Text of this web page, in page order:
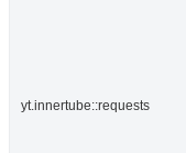
yt.innertube::requests